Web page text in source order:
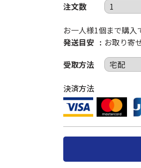
注文数
お一人様1個まで購入
発送目安
お取り寄
受取方法
決済方法